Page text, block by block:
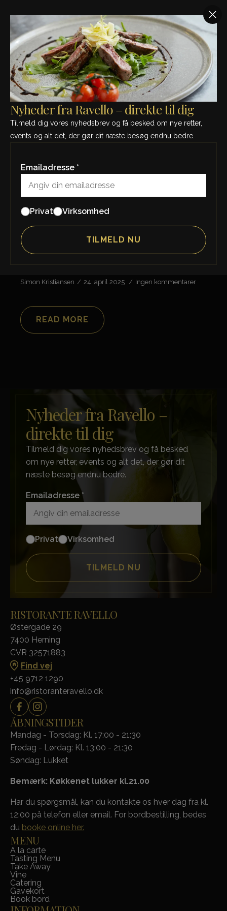
Region:Emilia
Romagna
Lambrusco Grasparossa di Castelvetro,
Simon Kristiansen 24. april 2025 Ingen kommentarer
READ MORE
Nyheder fra Ravello –
direkte til dig
Tilmeld dig vores nyhedsbrev og få besked
om nye retter, events og alt det, der gør dit
næste besøg endnu bedre.
Emailadresse *
Privat Virksomhed
RISTORANTE RAVELLO
Østergade 29
7400 Herning
CVR 32571883
Find vej
+45 9712 1290
info@ristoranteravello.dk
ÅBNINGSTIDER
Mandag - Torsdag: Kl. 17:00 - 21:30
Fredag - Lørdag: Kl. 13:00 - 21:30
Søndag: Lukket
Bemærk: Køkkenet lukker kl.21.00
Har du spørgsmål, kan du kontakte os hver dag fra kl.
12:00 på telefon eller email. For bordbestilling, bedes
du booke online her.
MENU
A la carte
Tasting Menu
Take Away
Vine
Catering
Gavekort
Book bord
Nyheder fra Ravello – direkte til dig
Tilmeld dig vores nyhedsbrev og få besked om nye retter,
events og alt det, der gør dit næste besøg endnu bedre.
Emailadresse *
Privat Virksomhed